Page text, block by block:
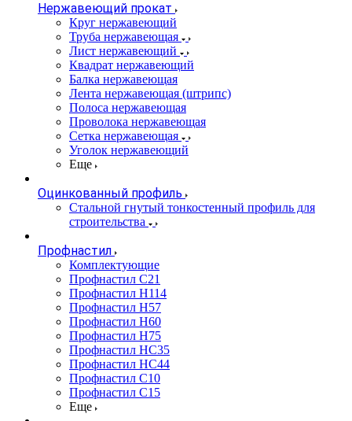
Нержавеющий прокат
Круг нержавеющий
Труба нержавеющая
Лист нержавеющий
Квадрат нержавеющий
Балка нержавеющая
Лента нержавеющая (штрипс)
Полоса нержавеющая
Проволока нержавеющая
Сетка нержавеющая
Уголок нержавеющий
Еще
Оцинкованный профиль
Стальной гнутый тонкостенный профиль для
строительства
Профнастил
Комплектующие
Профнастил C21
Профнастил Н114
Профнастил Н57
Профнастил Н60
Профнастил Н75
Профнастил НС35
Профнастил НС44
Профнастил С10
Профнастил С15
Еще